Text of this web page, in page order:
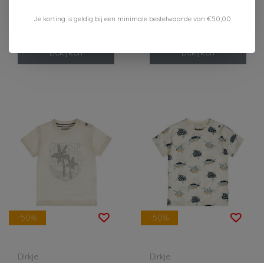
Bekijken Bekijken
-50%
Dirkje
-50%
Dirkje
Je korting is geldig bij een minimale bestelwaarde van €50,00